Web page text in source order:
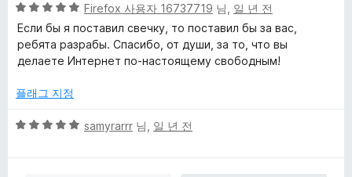
점
에
5
점
5
점
만
점
5
Firefox 사용자 16737719 님, 일 년 전
Если бы я поставил свечку, то поставил бы за вас,
ребята разрабы. Спасибо, от души, за то, что вы
делаете Интернет по-настоящему свободным!
플래그 지정
5
samyrarrr 님, 일 년 전